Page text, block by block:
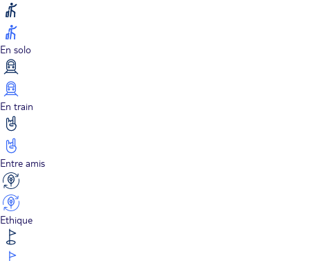
En solo
En train
Entre amis
Ethique